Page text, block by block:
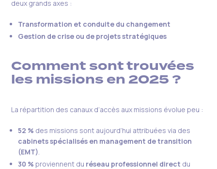
deux grands axes :
Transformation et conduite du changement
Gestion de crise ou de projets stratégiques
Comment sont trouvées
les missions en 2025 ?
La répartition des canaux d’accès aux missions évolue peu :
52 % des missions sont aujourd’hui attribuées via des
cabinets spécialisés en management de transition
(EMT)
30 % proviennent du réseau professionnel direct du